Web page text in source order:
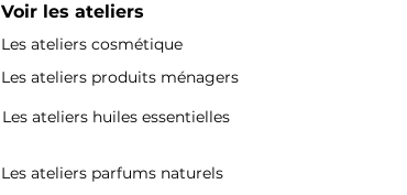
Voir les ateliers
Les ateliers cosmétique
Les ateliers produits ménagers
Les ateliers huiles essentielles
Les ateliers parfums naturels